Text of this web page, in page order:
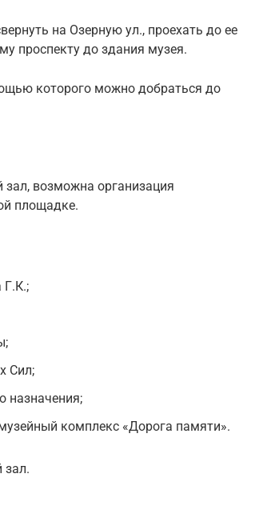
на Озерную ул., проехать до ее
проспекту до здания музея.
которого можно добраться до
возможна организация
площадке.
Г.К.;
Сил;
назначения;
комплекс «Дорога памяти».
зал.